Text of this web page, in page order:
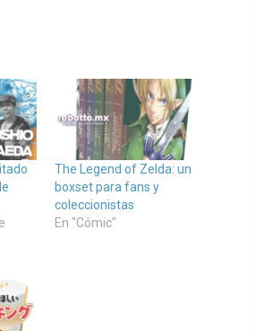
The Legend of Zelda: un
boxset para fans y
coleccionistas
En "Cómic"